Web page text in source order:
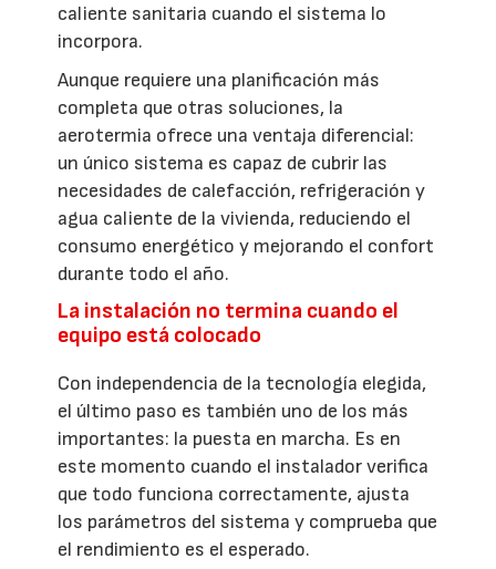
caliente sanitaria cuando el sistema lo
incorpora.
Aunque requiere una planificación más
completa que otras soluciones, la
aerotermia ofrece una ventaja diferencial:
un único sistema es capaz de cubrir las
necesidades de calefacción, refrigeración y
agua caliente de la vivienda, reduciendo el
consumo energético y mejorando el confort
durante todo el año.
La instalación no termina cuando el
equipo está colocado
Con independencia de la tecnología elegida,
el último paso es también uno de los más
importantes: la puesta en marcha. Es en
este momento cuando el instalador verifica
que todo funciona correctamente, ajusta
los parámetros del sistema y comprueba que
el rendimiento es el esperado.